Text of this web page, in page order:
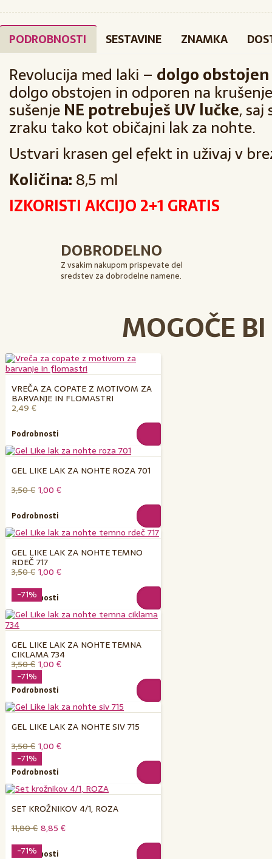
PODROBNOSTI SESTAVINE ZNAMKA
Revolucija med laki – dolgo
dolgo obstojen in odporen na
sušenjeNE potrebuješ UV lučke, saj
zraku tako kot običajni lak za nohte.
Ustvari krasen gel efekt in uživaj v
Količina:8,5 ml
IZKORISTI AKCIJO 2+1 GRATIS
DOBRODELNO
Z vsakim nakupom prispevate del
sredstev za dobrodelne namene.
MOGOČE
VREČA ZA COPATE Z MOTIVOM ZA
BARVANJE IN FLOMASTRI
2,49 €
Podrobnosti
-71%
GEL LIKE LAK ZA NOHTE ROZA 701
3,50 € 1,00 €
Podrobnosti
-71%
GEL LIKE LAK ZA NOHTE TEMNO
RDEČ 717
3,50 € 1,00 €
Podrobnosti
-71%
GEL LIKE LAK ZA NOHTE TEMNA
CIKLAMA 734
3,50 € 1,00 €
Podrobnosti
-71%
GEL LIKE LAK ZA NOHTE SIV 715
3,50 € 1,00 €
Podrobnosti
SET KROŽNIKOV 4/1, ROZA
11,80 € 8,85 €
Podrobnosti